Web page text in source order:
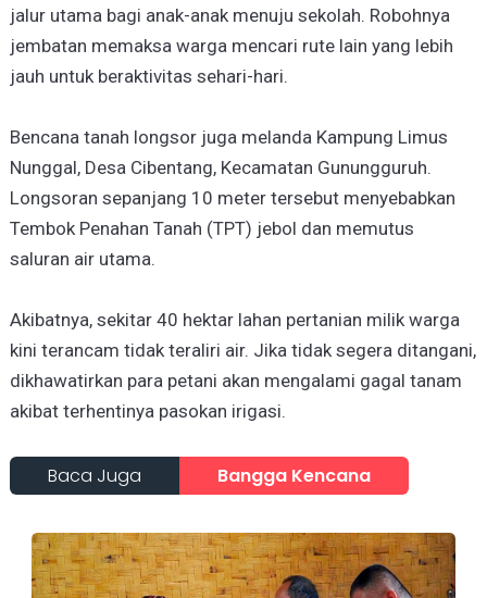
jalur utama bagi anak-anak menuju sekolah. Robohnya
jembatan memaksa warga mencari rute lain yang lebih
jauh untuk beraktivitas sehari-hari.
Bencana tanah longsor juga melanda Kampung Limus
Nunggal, Desa Cibentang, Kecamatan Gunungguruh.
Longsoran sepanjang 10 meter tersebut menyebabkan
Tembok Penahan Tanah (TPT) jebol dan memutus
saluran air utama.
Akibatnya, sekitar 40 hektar lahan pertanian milik warga
kini terancam tidak teraliri air. Jika tidak segera ditangani,
dikhawatirkan para petani akan mengalami gagal tanam
akibat terhentinya pasokan irigasi.
Baca Juga Bangga Kencana